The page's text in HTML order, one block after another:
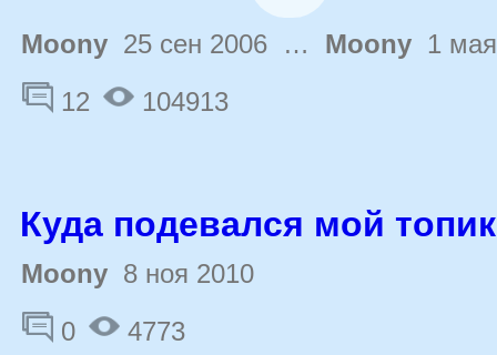
Moony 25 сен 2006 … Moony 1
12
104913
Куда подевался мой
Moony 8 ноя 2010
0
4773